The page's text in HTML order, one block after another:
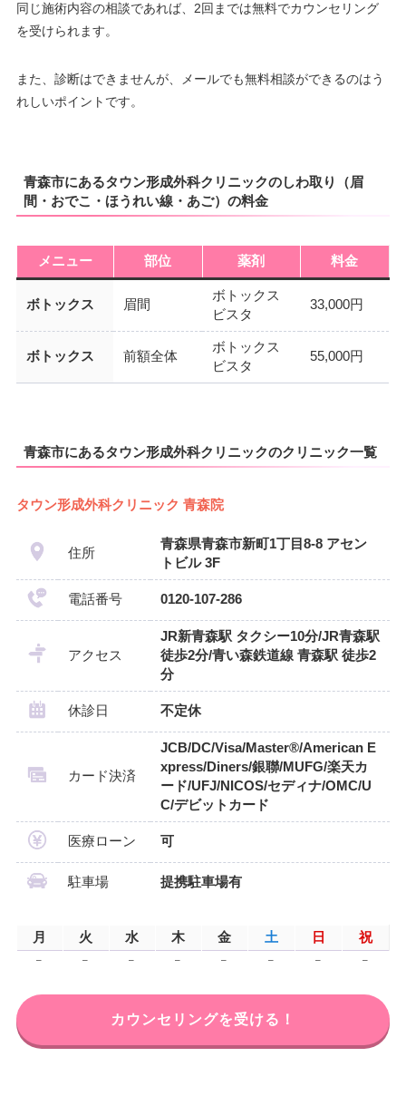
同じ施術内容の相談であれば、2回までは無料でカウンセリング
を受けられます。
また、診断はできませんが、メールでも無料相談ができるのはう
れしいポイントです。
青森市にあるタウン形成外科クリニックのしわ取り（眉
間・おでこ・ほうれい線・あご）の料金
メニュー 部位 薬剤 料金
ボトックス 眉間
ボトックス
ビスタ
33,000円
ボトックス 前額全体
ボトックス
ビスタ
55,000円
青森市にあるタウン形成外科クリニックのクリニック一覧
タウン形成外科クリニック 青森院
住所
青森県青森市新町1丁目8-8 アセン
トビル 3F
電話番号 0120-107-286
アクセス
JR新青森駅 タクシー10分/JR青森駅
徒歩2分/青い森鉄道線 青森駅 徒歩2
分
休診日 不定休
カード決済
JCB/DC/Visa/Master®/American E
xpress/Diners/銀聯/MUFG/楽天カ
ード/UFJ/NICOS/セディナ/OMC/U
C/デビットカード
医療ローン 可
駐車場 提携駐車場有
月 火 水 木 金 土 日 祝
– – – – – – – –
カウンセリングを受ける！